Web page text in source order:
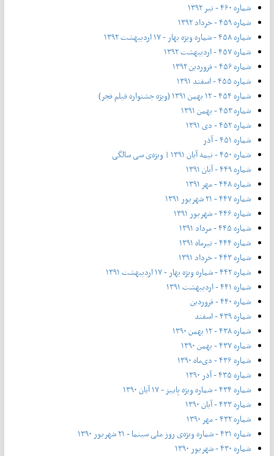
شماره ۴۶۰ - تیر ۱۳۹۲
شماره ۴۵۹ - خرداد ۱۳۹۲
شماره ۴۵۸ - شماره ویژه بهار - ۱۷ اردیبهشت ۱۳۹۲
شماره ۴۵۷ - اردیبهشت ۱۳۹۲
شماره ۴۵۶ - فروردین ۱۳۹۲
شماره ۴۵۵ - اسفند ۱۳۹۱
شماره ۴۵۴ - ۱۲ بهمن ۱۳۹۱ (ویژه جشنواره فیلم فجر)
شماره ۴۵۳ - بهمن ۱۳۹۱
شماره ۴۵۲ - دی ۱۳۹۱
شماره ۴۵۱ - آذر
شماره ۴۵۰ - نیمه آبان ۱۳۹۱ | ویژه‌ی سی سالگی
شماره ۴۴۹ - آبان ۱۳۹۱
شماره ۴۴۸ - مهر ۱۳۹۱
شماره ۴۴۷ - ۲۱ شهریور ۱۳۹۱
شماره ۴۴۶ - شهریور ۱۳۹۱
شماره ۴۴۵ - مرداد ۱۳۹۱
شماره ۴۴۴ - تیر‌ماه ۱۳۹۱
شماره ۴۴۳ - خرداد ۱۳۹۱
شماره ۴۴۲ - شماره ویژه بهار - ۱۷ اردیبهشت ۱۳۹۱
شماره ۴۴۱ - اردیبهشت ۱۳۹۱
شماره ۴۴۰ - فروردین
شماره ۴۳۹ - اسفند
شماره ۴۳۸ - ۱۲ بهمن ۱۳۹۰
شماره ۴۳۷ - بهمن ۱۳۹۰
شماره ۴۳۶ - دی‌ماه ۱۳۹۰
شماره ۴۳۵ - آذر ۱۳۹۰
شماره ۴۳۴ - شماره ویژه پاییز - ۱۷ آبان ۱۳۹۰
شماره ۴۳۳ - آبان ۱۳۹۰
شماره ۴۳۲ - مهر ۱۳۹۰
شماره ۴۳۱ - شماره ویژه‌ی روز ملی سینما - ۲۱ شهریور ۱۳۹۰
شماره ۴۳۰ - شهریور ۱۳۹۰